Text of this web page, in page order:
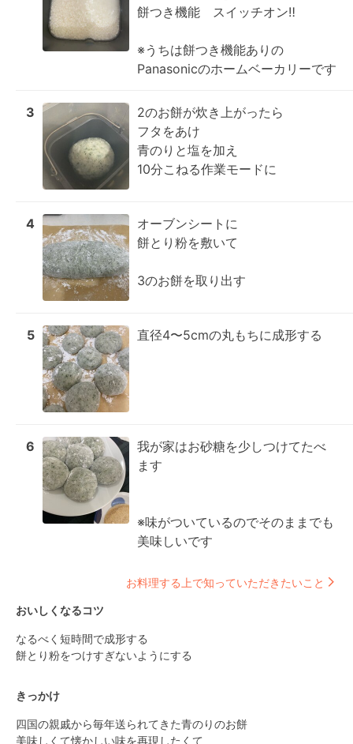
餅つき機能　スイッチオン‼
※うちは餅つき機能ありの
Panasonicのホームベーカリーです
3
2のお餅が炊き上がったら
フタをあけ
青のりと塩を加え
10分こねる作業モードに
4
オーブンシートに
餅とり粉を敷いて
3のお餅を取り出す
5 直径4〜5cmの丸もちに成形する
6
我が家はお砂糖を少しつけてたべ
ます
※味がついているのでそのままでも
美味しいです
お料理する上で知っていただきたいこと
おいしくなるコツ
なるべく短時間で成形する
餅とり粉をつけすぎないようにする
きっかけ
四国の親戚から毎年送られてきた青のりのお餅
美味しくて懐かしい味を再現したくて